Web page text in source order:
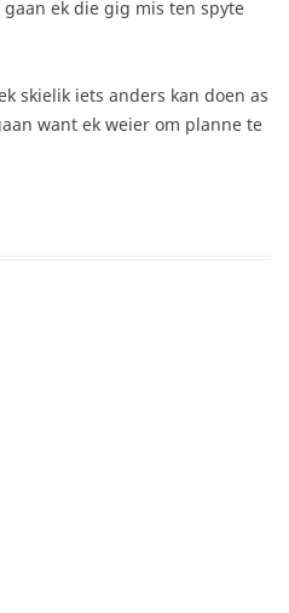
ek die gig mis ten spyte
skielik iets anders kan doen as
want ek weier om planne te